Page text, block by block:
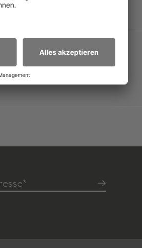
– und in dem ganz nebenbei
manchmal nicht das Wichtigste